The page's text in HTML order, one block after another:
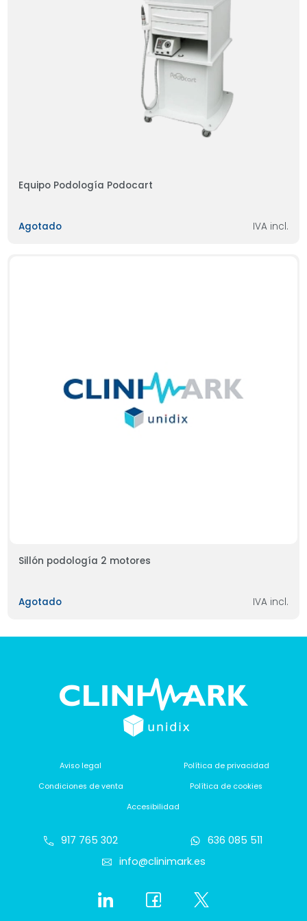
Equipo Podología Podocart
Agotado IVA incl.
Sillón podología 2 motores
Agotado IVA incl.
Aviso legal
Política de privacidad
Condiciones de venta
Política de cookies
Accesibilidad
917 765 302
636 085 511
info@clinimark.es